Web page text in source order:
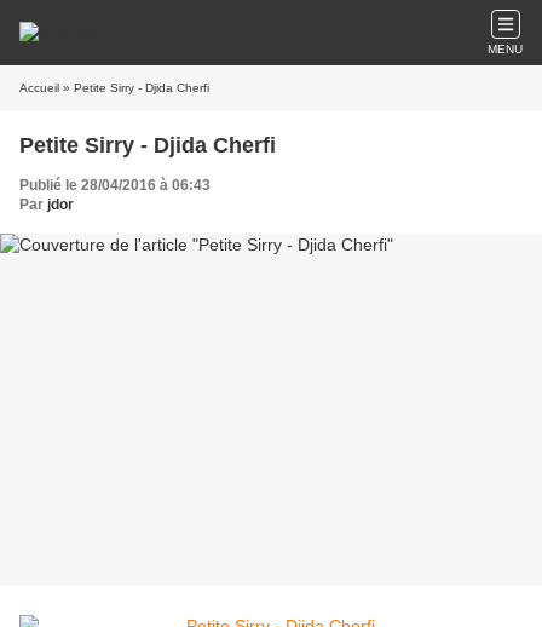
MENU
Accueil » Petite Sirry - Djida Cherfi
Petite Sirry - Djida Cherfi
Publié le 28/04/2016 à 06:43
Par jdor